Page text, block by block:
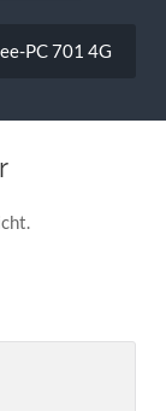
PC 701 4G